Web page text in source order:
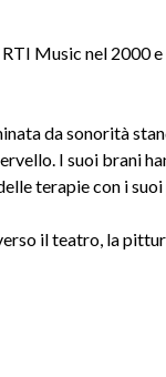
Music nel 2000 e
da sonorità
I suoi brani
terapie con i
il teatro, la